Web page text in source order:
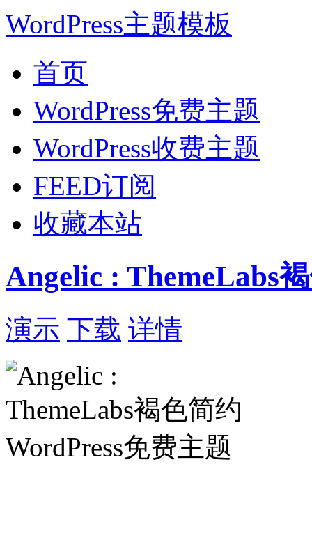
WordPress主题模板
首页
WordPress免费主题
WordPress收费主题
FEED订阅
收藏本站
Angelic : ThemeLabs
演示 下载 详情